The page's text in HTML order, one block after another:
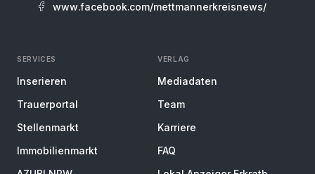
www.facebook.com/mettmannerkreisnews/
SERVICES
Inserieren
Trauerportal
Stellenmarkt
Immobilienmarkt
VERLAG
Mediadaten
Team
Karriere
FAQ